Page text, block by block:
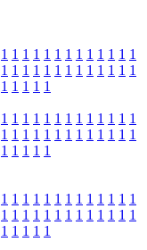
1 1 1 1 1 1 1 1 1 1 1 1 1
1 1 1 1 1 1 1 1 1 1 1 1 1
1 1 1 1 1
1 1 1 1 1 1 1 1 1 1 1 1 1
1 1 1 1 1 1 1 1 1 1 1 1 1
1 1 1 1 1
1 1 1 1 1 1 1 1 1 1 1 1 1
1 1 1 1 1 1 1 1 1 1 1 1 1
1 1 1 1 1